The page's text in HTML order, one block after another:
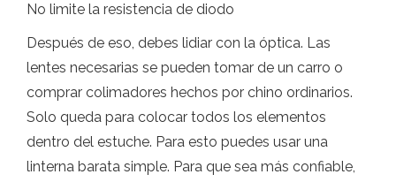
No limite la resistencia de diodo
Después de eso, debes lidiar con la óptica. Las
lentes necesarias se pueden tomar de un carro o
comprar colimadores hechos por chino ordinarios.
Solo queda para colocar todos los elementos
dentro del estuche. Para esto puedes usar una
linterna barata simple. Para que sea más confiable,